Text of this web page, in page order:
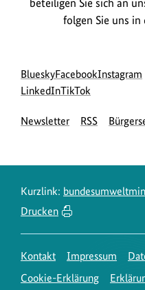
beteiligen Sie sich an
folgen Sie uns in
Social
Media
Blueskyzur
Bluesky-
des
Facebookzur
des
Instagram
LinkedInzur
Seite
zur
Seite
TikTok
Newsletter RSS
Kurzlink:
Drucken
Kontakt Impressum
Cookie-Erklärung